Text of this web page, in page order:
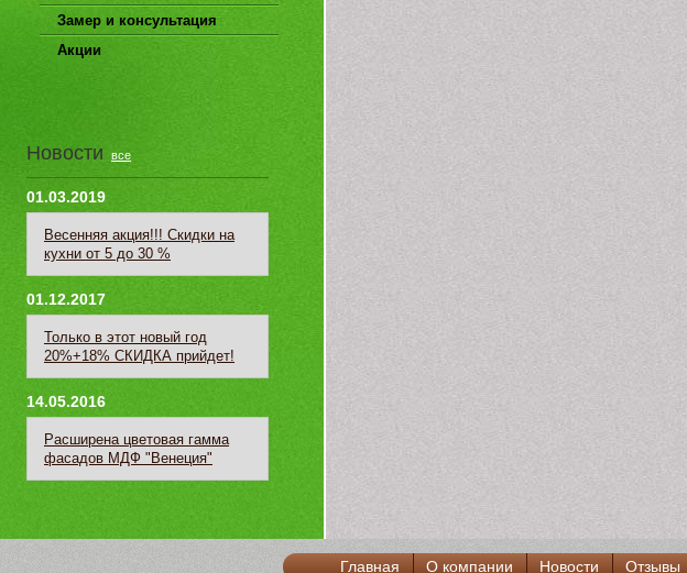
Замер и консультация
Акции
Новости все
01.03.2019
Весенняя акция!!! Скидки на
кухни от 5 до 30 %
01.12.2017
Только в этот новый год
20%+18% СКИДКА прийдет!
14.05.2016
Расширена цветовая гамма
фасадов МДФ "Венеция"
Главная О компании Новости Отзывы